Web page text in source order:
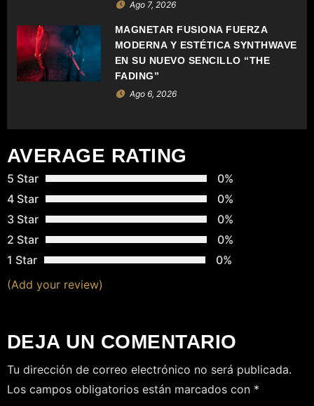
E
N
R
A
D
A
S
Ago 7, 2026
MAGNETAR FUSIONA FUERZA
MODERNA Y ESTÉTICA SYNTHWAVE
EN SU NUEVO SENCILLO “THE
FADING”
Ago 6, 2026
AVERAGE RATING
5 Star
0%
4 Star
0%
3 Star
0%
2 Star
0%
1 Star
0%
(Add your review)
DEJA UN COMENTARIO
Tu dirección de correo electrónico no será publicada.
Los campos obligatorios están marcados con *